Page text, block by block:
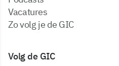
vacatures
zo volg je de GIC
Volg de GIC